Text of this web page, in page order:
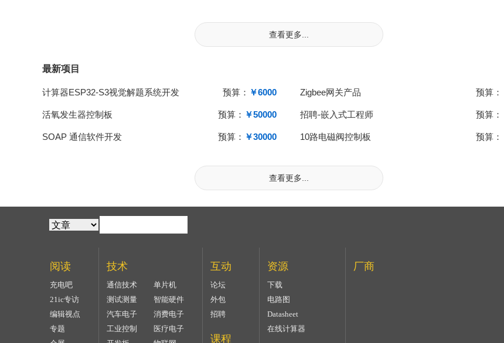
查看更多...
最新项目
计算器ESP32-S3视觉解题系统开发 预算： ￥6000 Zigbee网关产品 预算：
活氧发生器控制板 预算： ￥50000 招聘-嵌入式工程师 预算：
SOAP 通信软件开发 预算： ￥30000 10路电磁阀控制板 预算：
查看更多...
阅读
充电吧
21ic专访
编辑视点
专题
技术
通信技术
单片机
测试测量
智能硬件
汽车电子
消费电子
工业控制
医疗电子
互动
论坛
外包
招聘
课程
资源
下载
电路图
Datasheet
在线计算器
厂商